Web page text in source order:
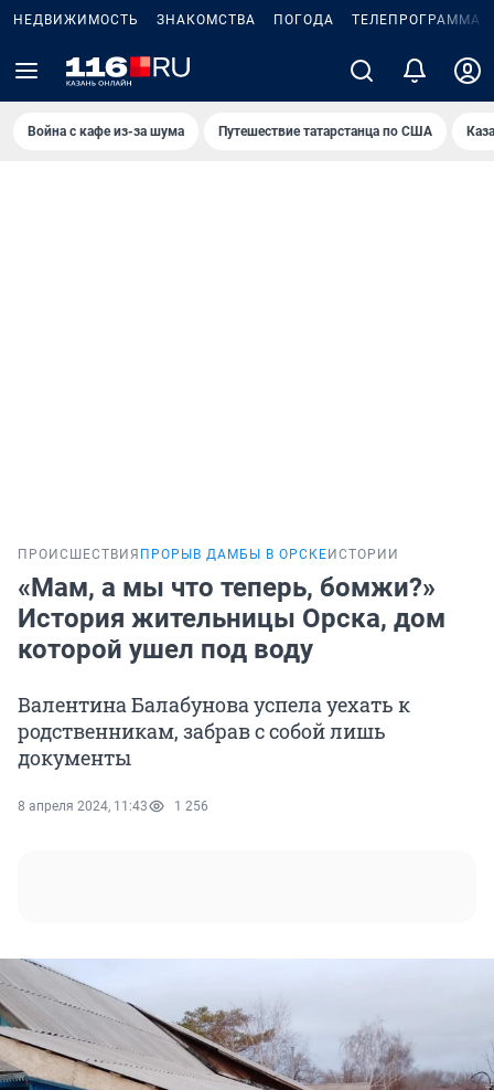
НЕДВИЖИМОСТЬ ЗНАКОМСТВА ПОГОДА ТЕЛЕПРОГРАММА
Война с кафе из-за шума Путешествие татарстанца по США
ПРОИСШЕСТВИЯ ПРОРЫВ ДАМБЫ В ОРСКЕ ИСТОРИИ
«Мам, а мы что теперь, бомжи?»
История жительницы Орска, дом
которой ушел под воду
Валентина Балабунова успела уехать к
родственникам, забрав с собой лишь
документы
8 апреля 2024, 11:43 1 256